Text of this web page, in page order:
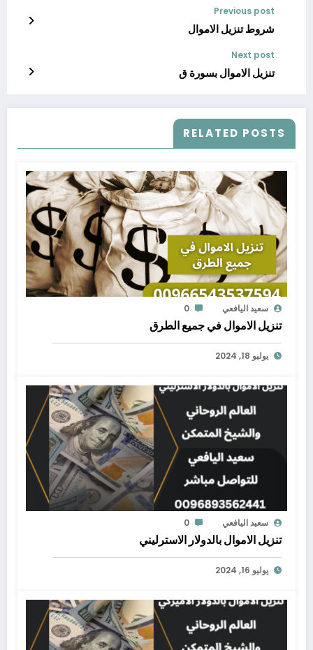
Previous post
شروط تنزيل الاموال
Next post
تنزيل الاموال بسورة ق
RELATED POSTS
سعيد اليافعي 0
تنزيل الاموال في جميع الطرق
يوليو 18, 2024
سعيد اليافعي 0
تنزيل الاموال بالدولار الاسترليني
يوليو 16, 2024